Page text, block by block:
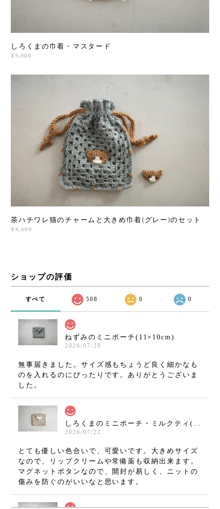
しろくまの巾着・マスタード
¥3,000
茶ハチワレ猫のチャームと大きめ巾着(グレー)のセット
¥4,600
ショップの評価
すべて 508 0 0
ねずみのミニポーチ(11×10cm)
2026/07/29
無事届きました。サイズ感もちょうど良く細かなも
のを入れるのにぴったりです。ありがとうございま
した。
2026/07/22
とても優しい色合いで、可愛いです。大きめサイズ
なので、リップクリームや常備薬も収納出来ます。
マグネットボタンなので、開封が易しく、ニットの
傷みを防ぐのがいいなと思います。